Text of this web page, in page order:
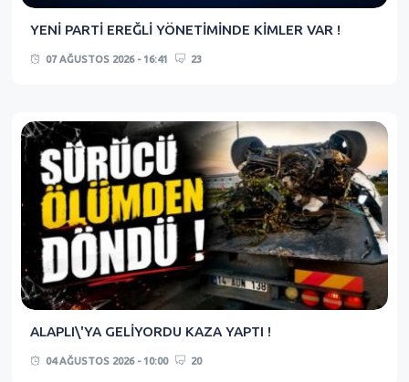
YENİ PARTİ EREĞLİ YÖNETİMİNDE KİMLER VAR !
07 AĞUSTOS 2026 - 16:41 23
ALAPLI\'YA GELİYORDU KAZA YAPTI !
04 AĞUSTOS 2026 - 10:00 20